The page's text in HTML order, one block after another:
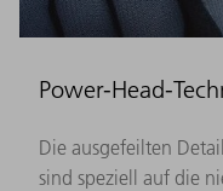
Power-Head-
Die ausgefeilten
sind speziell auf die